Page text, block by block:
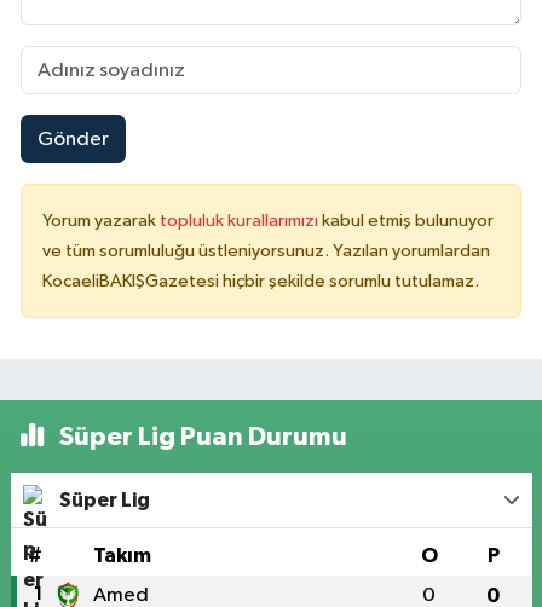
Gönder
Yorum yazarak topluluk kurallarımızı kabul etmiş bulunuyor
ve tüm sorumluluğu üstleniyorsunuz. Yazılan yorumlardan
KocaeliBAKIŞGazetesi hiçbir şekilde sorumlu tutulamaz.
Süper Lig Puan Durumu
Süper Lig
# Takım O P
1 Amed 0 0